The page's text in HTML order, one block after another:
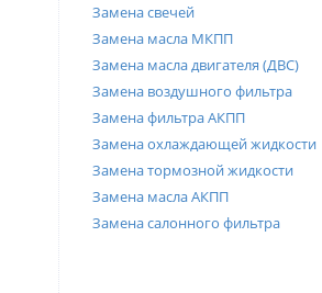
Замена свечей
Замена масла МКПП
Замена масла двигателя (ДВС)
Замена воздушного фильтра
Замена фильтра АКПП
Замена охлаждающей жидкости
Замена тормозной жидкости
Замена масла АКПП
Замена салонного фильтра